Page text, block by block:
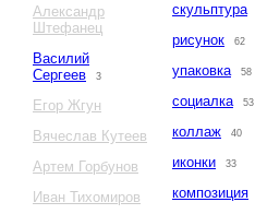
Александр
Штефанец
Василий
Сергеев
3
Егор Жгун
Вячеслав Кутеев
Артем Горбунов
Иван Тихомиров
скульптура
рисунок 62
упаковка 58
социалка 53
коллаж 40
иконки 33
композиция